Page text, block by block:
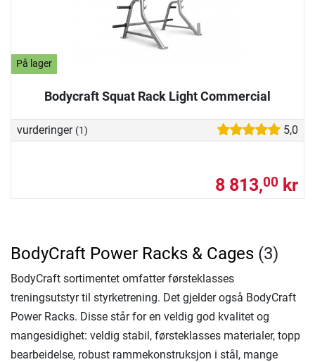
På lager
Bodycraft Squat Rack Light Commercial
vurderinger (1) 5,0
8 813,00 kr
BodyCraft Power Racks & Cages (3)
BodyCraft sortimentet omfatter førsteklasses
treningsutstyr til styrketrening. Det gjelder også BodyCraft
Power Racks. Disse står for en veldig god kvalitet og
mangesidighet: veldig stabil, førsteklasses materialer, topp
bearbeidelse, robust rammekonstruksjon i stål, mange